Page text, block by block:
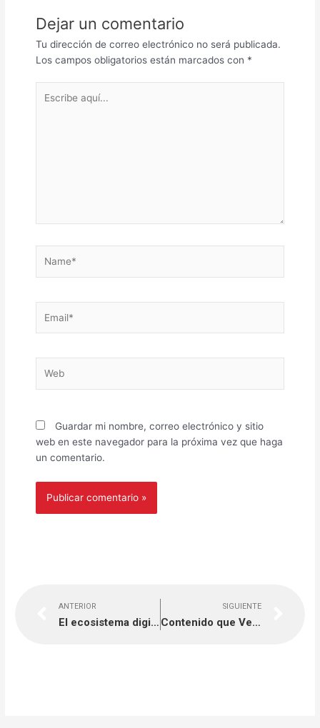
Dejar un comentario
Tu dirección de correo electrónico no será publicada.
Los campos obligatorios están marcados con *
aquí...
Guardar mi nombre, correo electrónico y sitio
web en este navegador para la próxima vez que haga
un comentario.
ANTERIOR
El ecosistema digital perfecto: Por qué unir publicidad y gestión de datos
SIGUIENTE
Contenido que Vende: Paso a Paso.